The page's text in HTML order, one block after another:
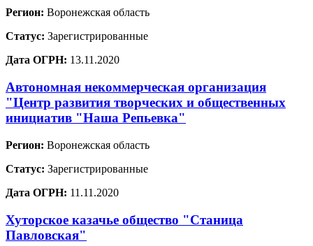
Регион: Воронежская область
Статус: Зарегистрированные
Дата ОГРН: 13.11.2020
Автономная некоммерческая организация
"Центр развития творческих и общественных
инициатив "Наша Репьевка"
Регион: Воронежская область
Статус: Зарегистрированные
Дата ОГРН: 11.11.2020
Хуторское казачье общество "Станица
Павловская"